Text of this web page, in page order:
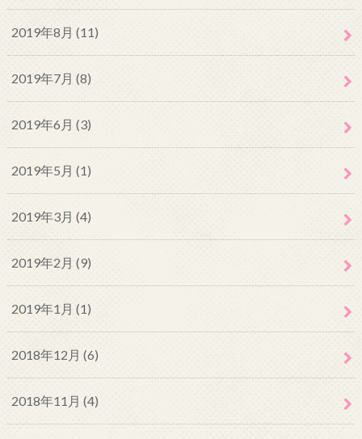
2019年8月 (11)
2019年7月 (8)
2019年6月 (3)
2019年5月 (1)
2019年3月 (4)
2019年2月 (9)
2019年1月 (1)
2018年12月 (6)
2018年11月 (4)